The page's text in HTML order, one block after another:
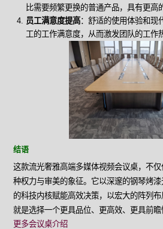
比需要频繁更换的普通产品，具有更高
员工满意度提高：舒适的使用体验和现
工的工作满意度，从而激发团队的工作
结语
这款流光奢雅高端多媒体视频会议桌，不
种权力与审美的象征。它以深邃的钢琴烤
的科技内核赋能高效决策，以宏大的阵列布
就是选择一个更具品位、更高效、更具前瞻
更多会议桌介绍